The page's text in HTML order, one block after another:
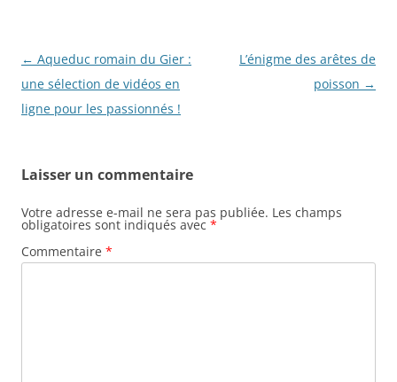
Navigation
des
articles
← Aqueduc romain du Gier :
une sélection de vidéos en
ligne pour les passionnés !
L’énigme des arêtes de
poisson →
Laisser un commentaire
Votre adresse e-mail ne sera pas publiée. Les champs
obligatoires sont indiqués avec *
Commentaire *